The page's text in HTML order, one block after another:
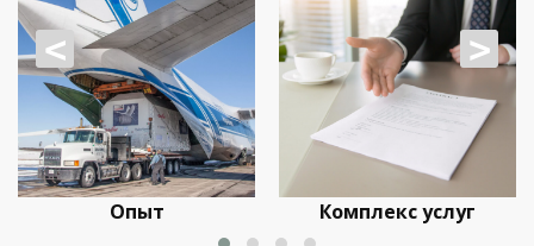
Опыт Комплекс услуг
< >